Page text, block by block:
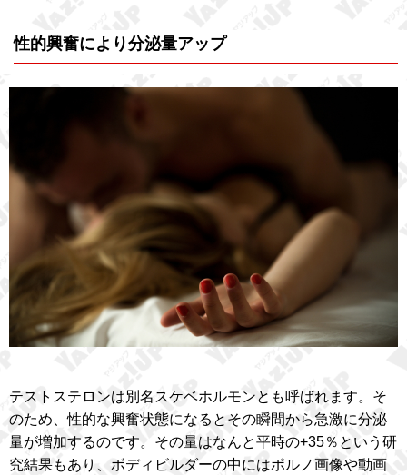
性的興奮により分泌量アップ
テストステロンは別名スケベホルモンとも呼ばれます。そ
のため、性的な興奮状態になるとその瞬間から急激に分泌
量が増加するのです。その量はなんと平時の+35％という研
究結果もあり、ボディビルダーの中にはポルノ画像や動画